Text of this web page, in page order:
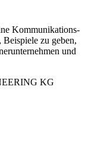
Kommunikations-
zu geben,
und
KG